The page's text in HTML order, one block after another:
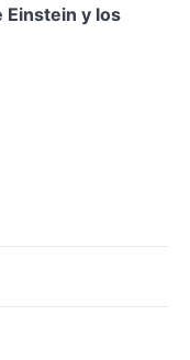
Einstein y los